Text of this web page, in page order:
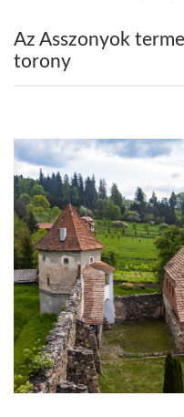
Az Asszonyok
torony